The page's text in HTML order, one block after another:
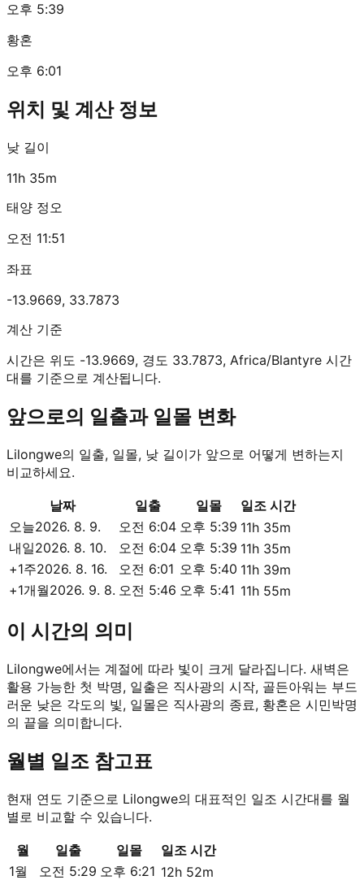
오후 5:39
황혼
오후 6:01
위치 및 계산 정보
낮 길이
11h 35m
태양 정오
오전 11:51
좌표
-13.9669, 33.7873
계산 기준
시간은 위도 -13.9669, 경도 33.7873, Africa/Blantyre 시간
대를 기준으로 계산됩니다.
앞으로의 일출과 일몰 변화
Lilongwe의 일출, 일몰, 낮 길이가 앞으로 어떻게 변하는지
비교하세요.
날짜 일출 일몰
일조 시간
오늘2026. 8. 9. 오전 6:04 오후 5:39 11h 35m
내일2026. 8. 10. 오전 6:04 오후 5:39 11h 35m
+1주2026. 8. 16. 오전 6:01 오후 5:40 11h 39m
+1개월2026. 9. 8. 오전 5:46 오후 5:41 11h 55m
이 시간의 의미
Lilongwe에서는 계절에 따라 빛이 크게 달라집니다. 새벽은
활용 가능한 첫 박명, 일출은 직사광의 시작, 골든아워는 부드
러운 낮은 각도의 빛, 일몰은 직사광의 종료, 황혼은 시민박명
의 끝을 의미합니다.
월별 일조 참고표
현재 연도 기준으로 Lilongwe의 대표적인 일조 시간대를 월
별로 비교할 수 있습니다.
월 일출 일몰
일조 시간
1월
오전 5:29 오후 6:21 12h 52m